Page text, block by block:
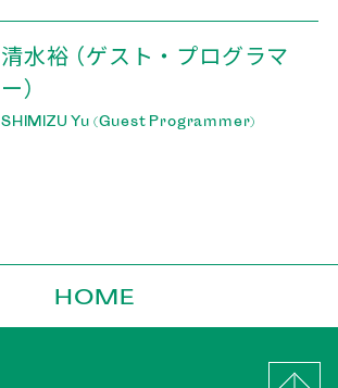
清水裕 （ゲスト・プログラマ
ー）
SHIMIZU Yu (Guest Programmer)
HOME